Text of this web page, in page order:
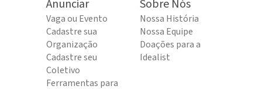
Anunciar
Vaga ou Evento
Cadastre sua
Organização
Cadastre seu
Coletivo
Ferramentas para
Sobre Nós
Nossa História
Nossa Equipe
Doações para a
Idealist